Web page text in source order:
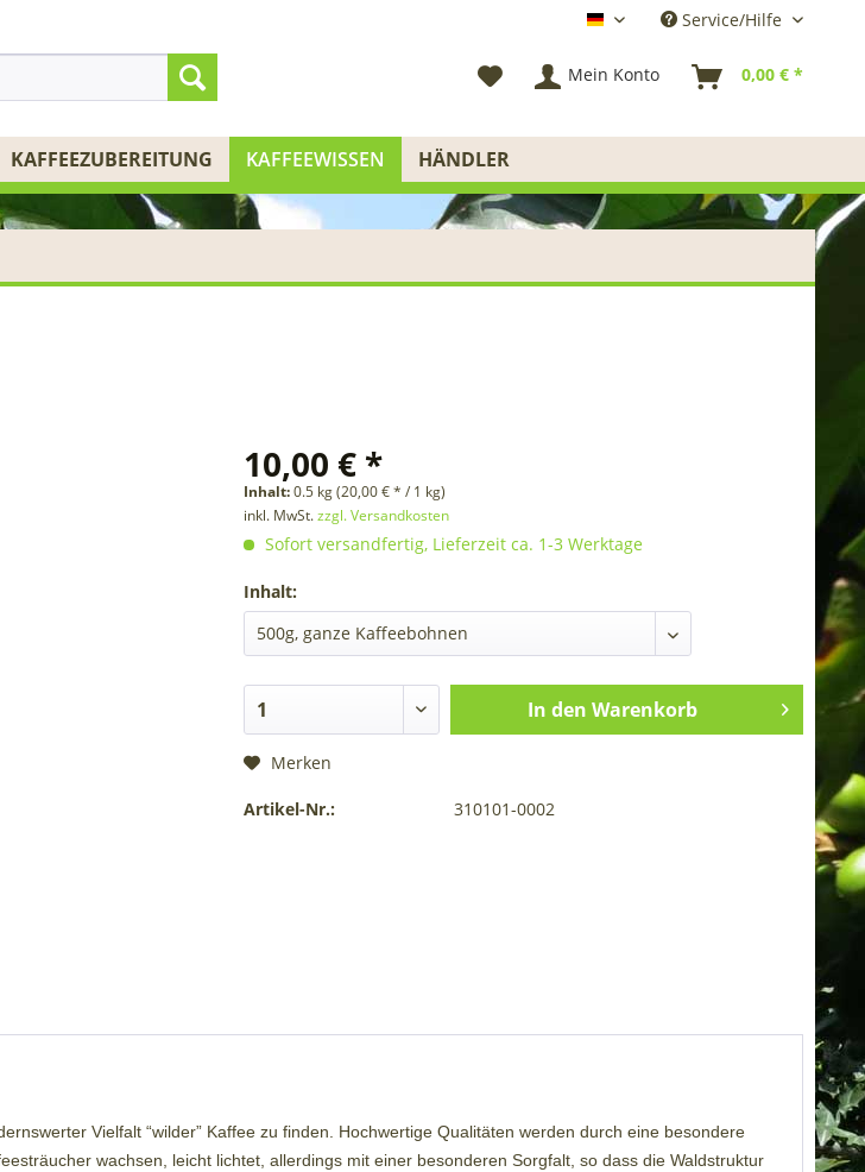
Deutsch Service/Hilfe
Mein Konto 0,00 € *
KAFFEEZUBEREITUNG KAFFEEWISSEN HÄNDLER
10,00 € *
Inhalt:0.5 kg (20,00 € * / 1 kg)
inkl. MwSt.zzgl. Versandkosten
Sofort versandfertig, Lieferzeit ca. 1-3 Werktage
Inhalt:
In den Warenkorb
Merken
Artikel-Nr.: 310101-0002
Vielfalt “wilder” Kaffee zu finden. Hochwertige Qualitäten werden durch eine besondere
wachsen, leicht lichtet, allerdings mit einer besonderen Sorgfalt, so dass die Waldstruktur